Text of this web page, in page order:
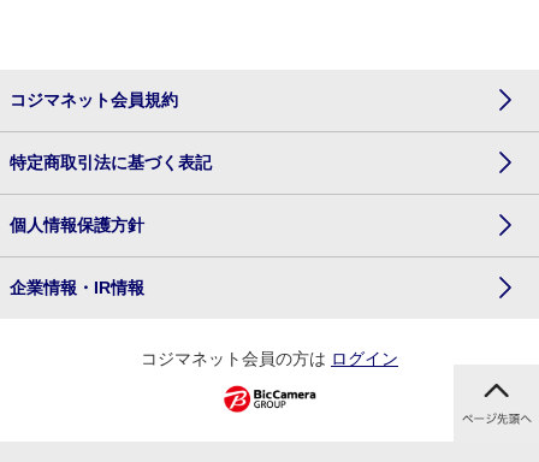
コジマネット会員規約
特定商取引法に基づく表記
個人情報保護方針
企業情報・IR情報
コジマネット会員の方は ログイン